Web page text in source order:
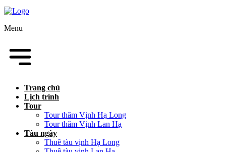
Menu
Trang chủ
Lịch trình
Tour
Tour thăm Vịnh Hạ Long
Tour thăm Vịnh Lan Hạ
Tàu ngày
Thuê tàu vịnh Hạ Long